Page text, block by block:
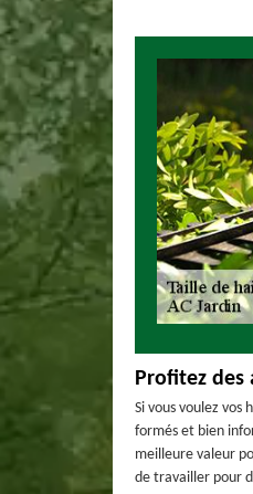
Profitez des
Si vous voulez
formés et bien
meilleure valeur
de travailler pour